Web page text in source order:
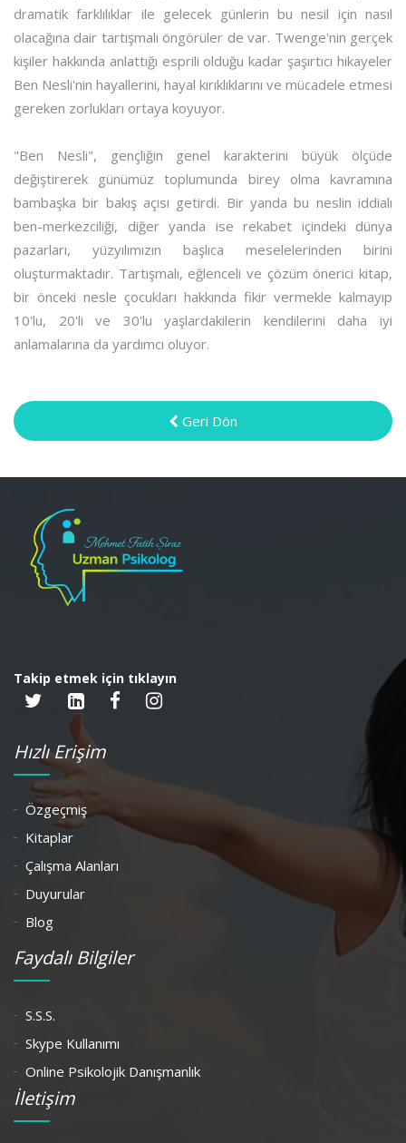
dramatik farklılıklar ile gelecek günlerin bu nesil için nasıl
olacağına dair tartışmalı öngörüler de var. Twenge'nin gerçek
kişiler hakkında anlattığı esprili olduğu kadar şaşırtıcı hikayeler
Ben Nesli'nin hayallerini, hayal kırıklıklarını ve mücadele etmesi
gereken zorlukları ortaya koyuyor.
"Ben Nesli", gençliğin genel karakterini büyük ölçüde
değiştirerek günümüz toplumunda birey olma kavramına
bambaşka bir bakış açısı getirdi. Bir yanda bu neslin iddialı
ben-merkezciliği, diğer yanda ise rekabet içindeki dünya
pazarları, yüzyılımızın başlıca meselelerinden birini
oluşturmaktadır. Tartışmalı, eğlenceli ve çözüm önerici kitap,
bir önceki nesle çocukları hakkında fikir vermekle kalmayıp
10'lu, 20'li ve 30'lu yaşlardakilerin kendilerini daha iyi
anlamalarına da yardımcı oluyor.
Geri Dön
Takip etmek için tıklayın
Hızlı Erişim
Özgeçmiş
Kitaplar
Çalışma Alanları
Duyurular
Blog
Faydalı Bilgiler
S.S.S.
Skype Kullanımı
Online Psikolojik Danışmanlık
İletişim